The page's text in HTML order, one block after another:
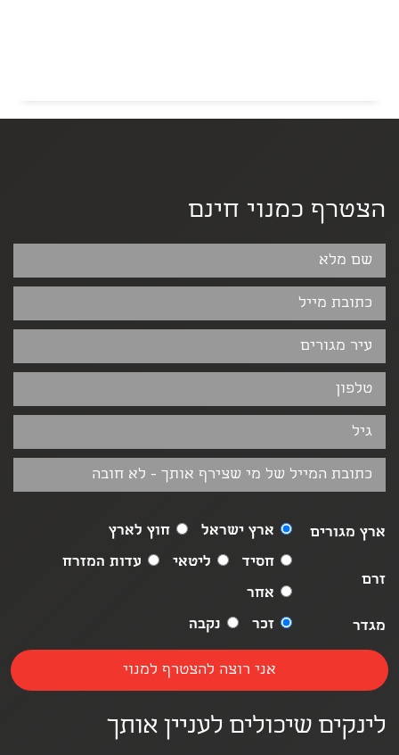
הצטרף כמנוי חינם
ארץ מגורים ארץ ישראל חוץ לארץ
זרם
חסיד ליטאי
עדות המזרח
אחר
מגדר
זכר נקבה
לינקים שיכולים לעניין אותך